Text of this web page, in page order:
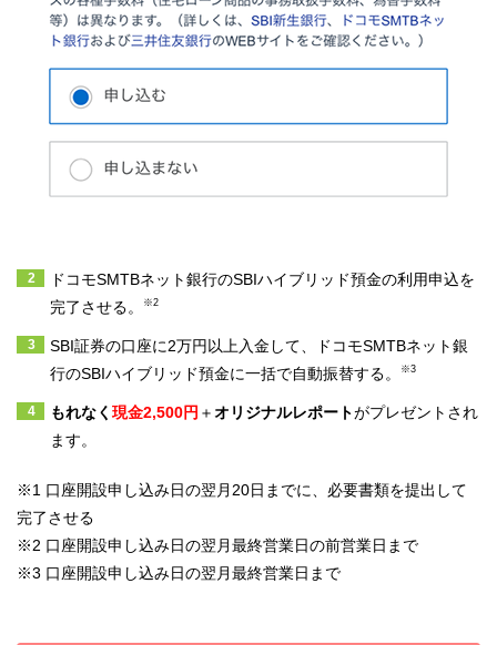
ドコモSMTBネット銀行のSBIハイブリッド預金の利用申込を
完了させる。
※2
SBI証券の口座に2万円以上入金して、ドコモSMTBネット銀
行のSBIハイブリッド預金に一括で自動振替する。
※3
もれなく 現金2,500円 ＋オリジナルレポートがプレゼントされ
ます。
※1 口座開設申し込み日の翌月20日までに、必要書類を提出して
完了させる
※2 口座開設申し込み日の翌月最終営業日の前営業日まで
※3 口座開設申し込み日の翌月最終営業日まで